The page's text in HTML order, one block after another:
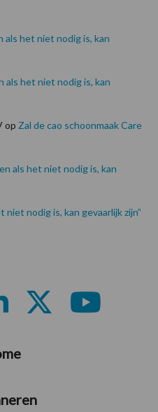
als het niet nodig is, kan
als het niet nodig is, kan
op Zal de cao schoonmaak Care
als het niet nodig is, kan
nodig is, kan gevaarlijk zijn”